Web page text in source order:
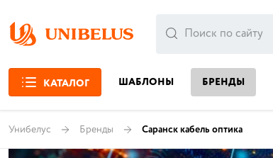
КАТАЛОГ ШАБЛОНЫ БРЕНДЫ
Унибелус Бренды Саранск кабель оптика